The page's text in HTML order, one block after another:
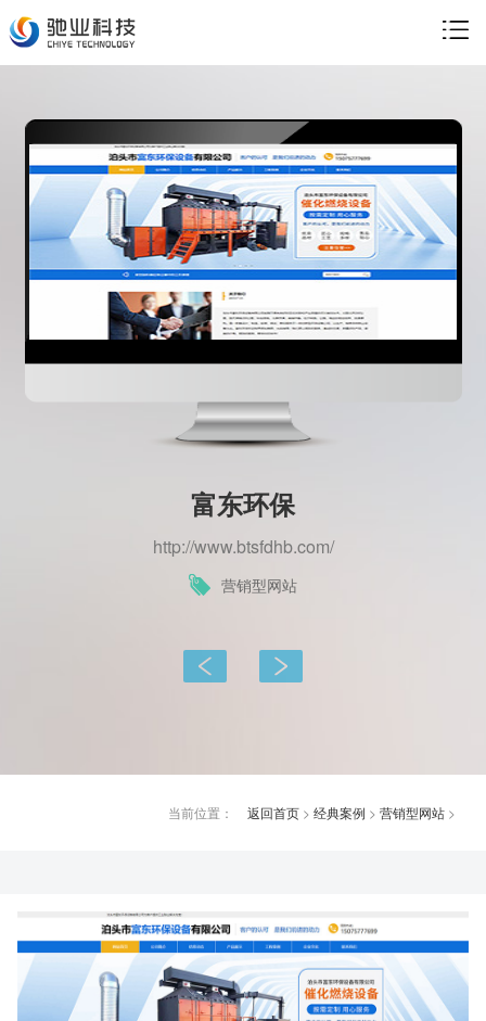
富东环保
http://www.btsfdhb.com/
营销型网站
下一篇：
当前位置： 返回首页 > 经典案例 > 营销型网站 >